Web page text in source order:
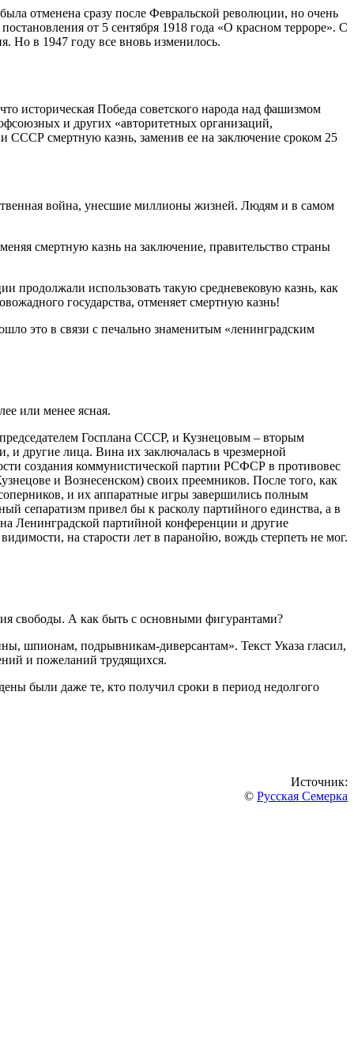
отменена сразу после Февральской революции, но очень
от 5 сентября 1918 года «О красном терроре». С
Но в 1947 году все вновь изменилось.
историческая Победа советского народа над фашизмом
и других «авторитетных организаций,
смертную казнь, заменив ее на заключение сроком 25
война, унесшие миллионы жизней. Людям и в самом
смертную казнь на заключение, правительство страны
продолжали использовать такую средневековую казнь, как
государства, отменяет смертную казнь!
это в связи с печально знаменитым «ленинградским
или менее ясная.
Госплана СССР, и Кузнецовым – вторым
и другие лица. Вина их заключалась в чрезмерной
создания коммунистической партии РСФСР в противовес
и Вознесенском) своих преемников. После того, как
и их аппаратные игры завершились полным
сепаратизм привел бы к расколу партийного единства, а в
Ленинградской партийной конференции и другие
на старости лет в паранойю, вождь стерпеть не мог.
свободы. А как быть с основными фигурантами?
шпионам, подрывникам-диверсантам». Текст Указа гласил,
и пожеланий трудящихся.
были даже те, кто получил сроки в период недолгого
Источник:
© Русская Семерка